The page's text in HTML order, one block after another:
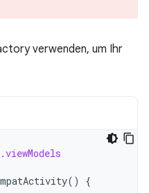
verwenden, um Ihr
() {